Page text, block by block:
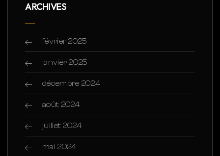
ARCHIVES
février 2025
janvier 2025
décembre 2024
août 2024
juillet 2024
mai 2024